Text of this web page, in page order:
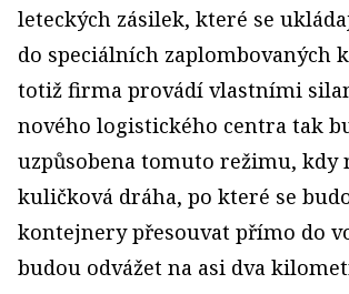
leteckých zásilek, které se
do speciálních zaplombovaných
totiž firma provádí vlastními
nového logistického centra tak
uzpůsobena tomuto režimu, kdy
kuličková dráha, po které se
kontejnery přesouvat přímo do
budou odvážet na asi dva